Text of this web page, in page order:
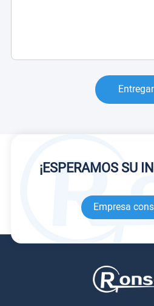
Entregar
¡ESPERAMOS SU
Empresa